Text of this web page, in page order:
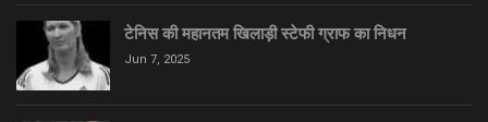
टेनिस की महानतम खिलाड़ी स्टेफी ग्राफ का निधन
Jun 7, 2025